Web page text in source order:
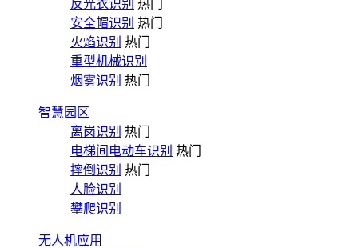
反光衣识别 热门
安全帽识别 热门
火焰识别 热门
重型机械识别
烟雾识别 热门
智慧园区
离岗识别 热门
电梯间电动车识别 热门
摔倒识别 热门
人脸识别
攀爬识别
无人机应用